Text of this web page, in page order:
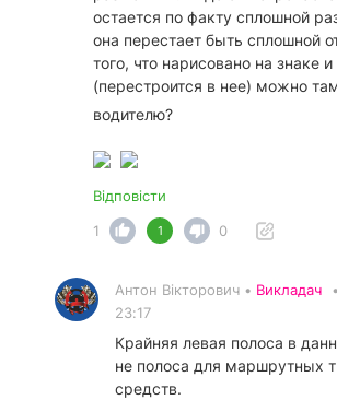
остается по факту сплошной
она перестает быть сплошной
того, что нарисовано на знаке
(перестроится в нее) можно
водителю?
Відповісти
1
1 0
Антон Вікторович • Викладач •
23:17
Крайняя левая полоса в
не полоса для маршрутных
средств.